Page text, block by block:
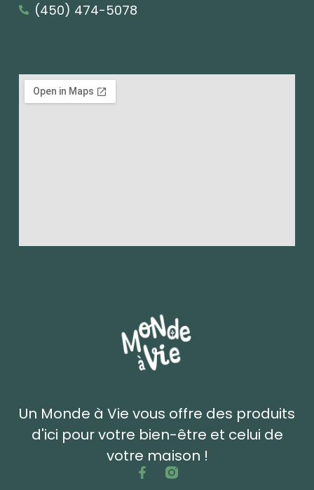
Un Monde à Vie vous offre des produits
d'ici pour votre bien-être et celui de
votre maison !
(450) 474-5078